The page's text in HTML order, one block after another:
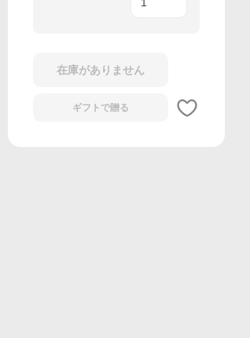
在庫がありません
ギフトで贈る